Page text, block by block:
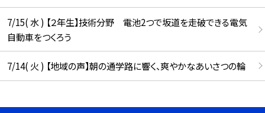
7/15( 水 ) 【２年生】技術分野 電池2つで坂道を走破できる電気
自動車をつくろう
7/14( 火 ) 【地域の声】朝の通学路に響く、爽やかなあいさつの輪